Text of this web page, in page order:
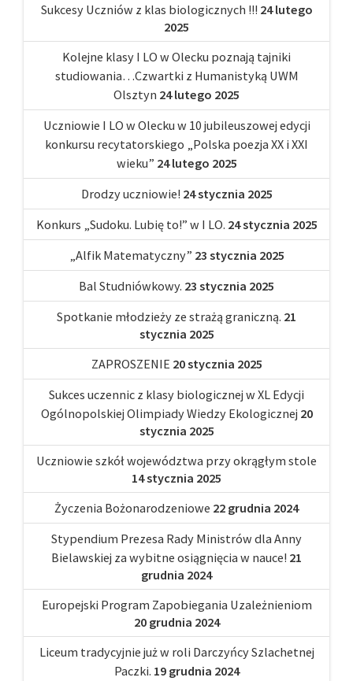
Sukcesy Uczniów z klas biologicznych !!! 24 lutego
2025
Kolejne klasy I LO w Olecku poznają tajniki
studiowania…Czwartki z Humanistyką UWM
Olsztyn 24 lutego 2025
Uczniowie I LO w Olecku w 10 jubileuszowej edycji
konkursu recytatorskiego „Polska poezja XX i XXI
wieku” 24 lutego 2025
Drodzy uczniowie! 24 stycznia 2025
Konkurs „Sudoku. Lubię to!” w I LO. 24 stycznia 2025
„Alfik Matematyczny” 23 stycznia 2025
Bal Studniówkowy. 23 stycznia 2025
Spotkanie młodzieży ze strażą graniczną. 21
stycznia 2025
ZAPROSZENIE 20 stycznia 2025
Sukces uczennic z klasy biologicznej w XL Edycji
Ogólnopolskiej Olimpiady Wiedzy Ekologicznej 20
stycznia 2025
Uczniowie szkół województwa przy okrągłym stole
14 stycznia 2025
Życzenia Bożonarodzeniowe 22 grudnia 2024
Stypendium Prezesa Rady Ministrów dla Anny
Bielawskiej za wybitne osiągnięcia w nauce! 21
grudnia 2024
Europejski Program Zapobiegania Uzależnieniom
20 grudnia 2024
Liceum tradycyjnie już w roli Darczyńcy Szlachetnej
Paczki. 19 grudnia 2024